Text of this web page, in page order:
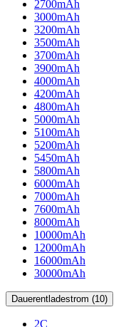
2700mAh
3000mAh
3200mAh
3500mAh
3700mAh
3900mAh
4000mAh
4200mAh
4800mAh
5000mAh
5100mAh
5200mAh
5450mAh
5800mAh
6000mAh
7000mAh
7600mAh
8000mAh
10000mAh
12000mAh
16000mAh
30000mAh
Dauerentladestrom (10)
2C